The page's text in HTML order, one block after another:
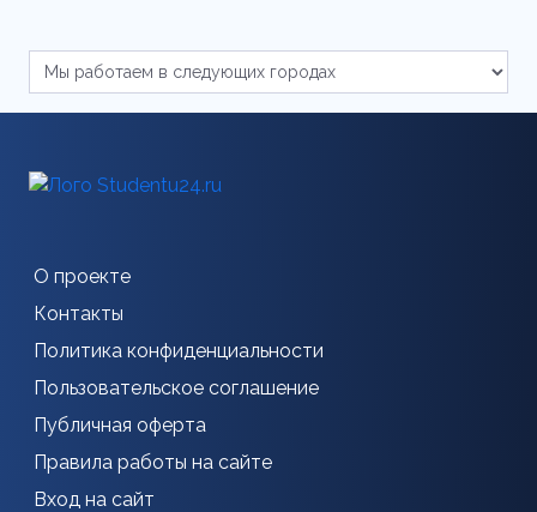
О проекте
Контакты
Политика конфиденциальности
Пользовательское соглашение
Публичная оферта
Правила работы на сайте
Вход на сайт